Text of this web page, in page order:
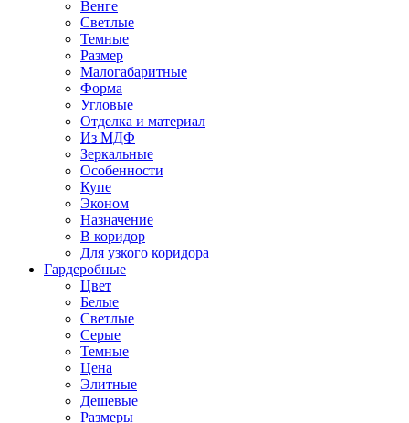
Венге
Светлые
Темные
Размер
Малогабаритные
Форма
Угловые
Отделка и материал
Из МДФ
Зеркальные
Особенности
Купе
Эконом
Назначение
В коридор
Для узкого коридора
Гардеробные
Цвет
Белые
Светлые
Серые
Темные
Цена
Элитные
Дешевые
Размеры